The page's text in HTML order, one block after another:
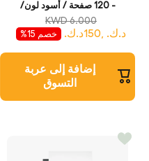
- 120 صفحة / أسود لون/
خرطوشة حبر
KWD 6.000
د.ك. ,150د.ك. خصم 15%
إضافة إلى عربة
التسوق